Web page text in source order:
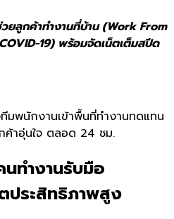
ยลูกค้าทำงานที่บ้าน (Work From
19) พร้อมจัดเน็ตเต็มสปีด
มพนักงานเข้าพื้นที่ทำงานทดแทน
าอุ่นใจ ตลอด 24 ชม.
ทำงานรับมือ
ประสิทธิภาพสูง